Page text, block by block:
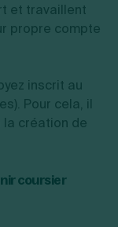
et travaillent
propre compte
inscrit au
Pour cela, il
création de
coursier